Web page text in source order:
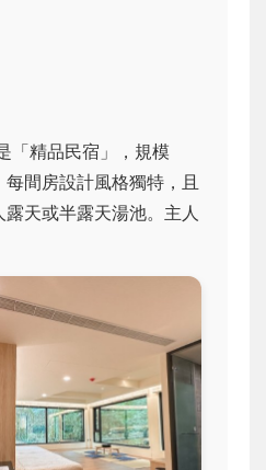
「精品民宿」，規模
間房設計風格獨特，且
天或半露天湯池。主人